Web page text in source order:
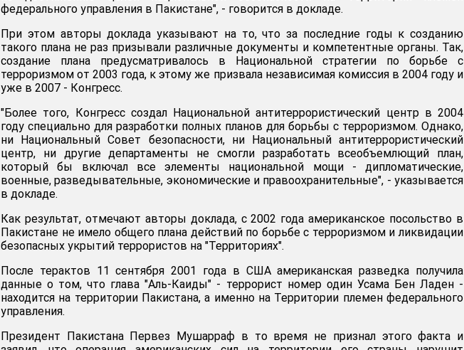
федерального управления в Пакистане", - говорится в докладе.
При этом авторы доклада указывают на то, что за последние годы к созданию
такого плана не раз призывали различные документы и компетентные органы. Так,
создание плана предусматривалось в Национальной стратегии по борьбе с
терроризмом от 2003 года, к этому же призвала независимая комиссия в 2004 году и
уже в 2007 - Конгресс.
"Более того, Конгресс создал Национальной антитеррористический центр в 2004
году специально для разработки полных планов для борьбы с терроризмом. Однако,
ни Национальный Совет безопасности, ни Национальный антитеррористический
центр, ни другие департаменты не смогли разработать всеобъемлющий план,
который бы включал все элементы национальной мощи - дипломатические,
военные, разведывательные, экономические и правоохранительные", - указывается
в докладе.
Как результат, отмечают авторы доклада, с 2002 года американское посольство в
Пакистане не имело общего плана действий по борьбе с терроризмом и ликвидации
безопасных укрытий террористов на "Территориях".
После терактов 11 сентября 2001 года в США американская разведка получила
данные о том, что глава "Аль-Каиды" - террорист номер один Усама Бен Ладен -
находится на территории Пакистана, а именно на Территории племен федерального
управления.
Президент Пакистана Первез Мушарраф в то время не признал этого факта и